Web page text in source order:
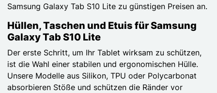
Samsung Galaxy Tab S10 Lite zu günstigen Preisen an.
Hüllen, Taschen und Etuis für Samsung
Galaxy Tab S10 Lite
Der erste Schritt, um Ihr Tablet wirksam zu schützen,
ist die Wahl einer stabilen und ergonomischen Hülle.
Unsere Modelle aus Silikon, TPU oder Polycarbonat
absorbieren Stöße und schützen die Ränder vor